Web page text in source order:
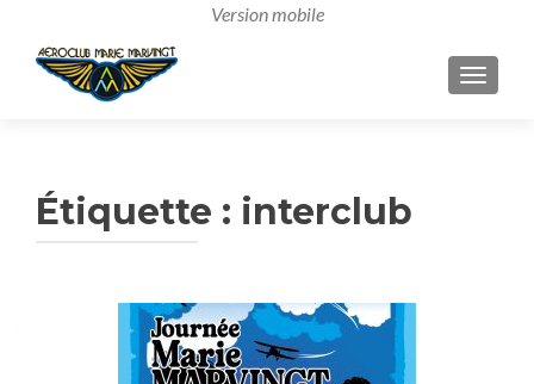
Étiquette : interclub
Navigation